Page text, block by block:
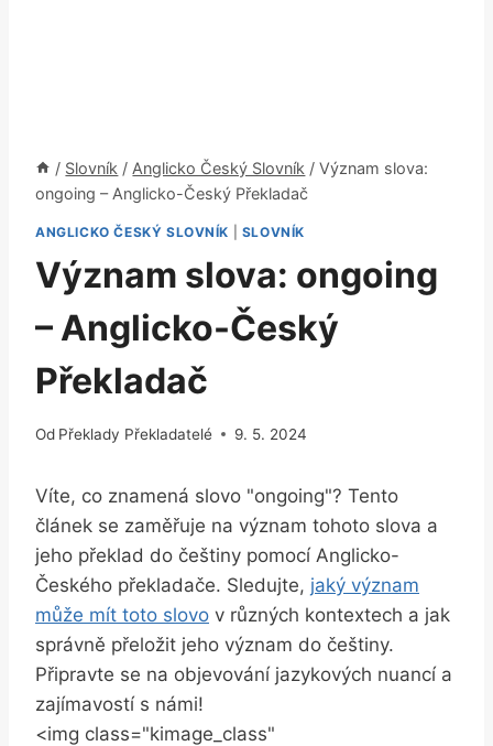
/ Slovník / Anglicko Český Slovník / Význam slova:
ongoing – Anglicko-Český Překladač
ANGLICKO ČESKÝ SLOVNÍK SLOVNÍK
Význam slova: ongoing
– Anglicko-Český
Překladač
Od Překlady Překladatelé 9. 5. 2024
Víte, co znamená slovo "ongoing"? Tento
článek se zaměřuje na význam tohoto slova a
jeho překlad do češtiny pomocí Anglicko-
Českého překladače. Sledujte, jaký význam
může mít toto slovo v různých kontextech a jak
správně přeložit jeho význam do češtiny.
Připravte se na objevování jazykových nuancí a
zajímavostí s námi!
<img class="kimage_class"